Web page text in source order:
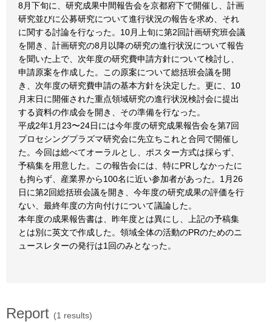
8月下旬に、研究成果中間報告会を京都府下で開催し、計画
研究並びに公募研究について進行状況の報告を求め、それ
に関する討論を行なった。10月上旬に第2回計画研究班会議
を開き、計画研究の8月以降の研究の進行状況について報告
を聞いた上で、次年度の研究費申請方針について検討し、
申請原案を作成した。この原案について総括班会議を開
き、次年度の研究費申請の基本方針を決定した。更に、10
月末日に開催された重点領域研究の進行状況検討会に提出
する資料の作成会を開き、その準備を行なった。
平成2年1月23〜24日には今年度の研究成果報告会を第7回
プロセシングプラズマ研究会に先立ちこれと合同で開催し
た。今回は総べてオーラルとし、ポスター方式は採らず、
予稿集を用意した。この報告会には、特にPRしなかったに
も拘らず、産業界から100名に近い参加者があった。1月26
日に第2回総括班会議を開き、今年度の研究成果の評価を行
ない、最終年度の方向付けについて議論した。
本年度の成果報告書は、昨年度とは異にし、上記の予稿集
とは別に英文で作成した。領域全体の活動のPRのためのニ
ュースレターの発行は1回のみとなった。
Report (1 results)